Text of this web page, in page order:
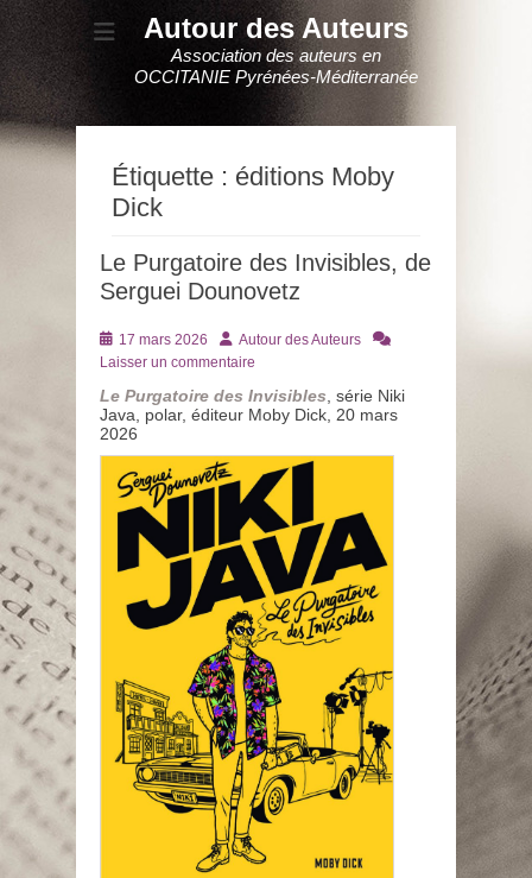
Autour des Auteurs
Association des auteurs en
OCCITANIE Pyrénées-Méditerranée
Étiquette : éditions Moby
Dick
Le Purgatoire des Invisibles, de
Serguei Dounovetz
Posté
le
17 mars 2026 AuteurAutour des Auteurs
Laisser un commentaire
Le Purgatoire des Invisibles , série Niki
Java, polar, éditeur Moby Dick, 20 mars
2026